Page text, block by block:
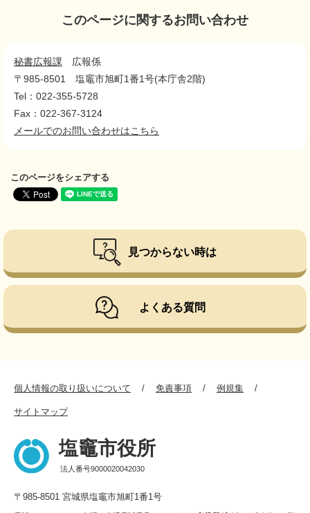
このページに関するお問い合わせ
秘書広報課
広報係
〒985-8501
塩竈市旭町1番1号(本庁舎2階)
Tel：022-355-5728
Fax：022-367-3124
メールでのお問い合わせはこちら
このページをシェアする
見つからない時は
よくある質問
個人情報の取り扱いについて 免責事項 例規集
サイトマップ
塩竈市役所
法人番号9000020042030
〒985-8501 宮城県塩竈市旭町1番1号